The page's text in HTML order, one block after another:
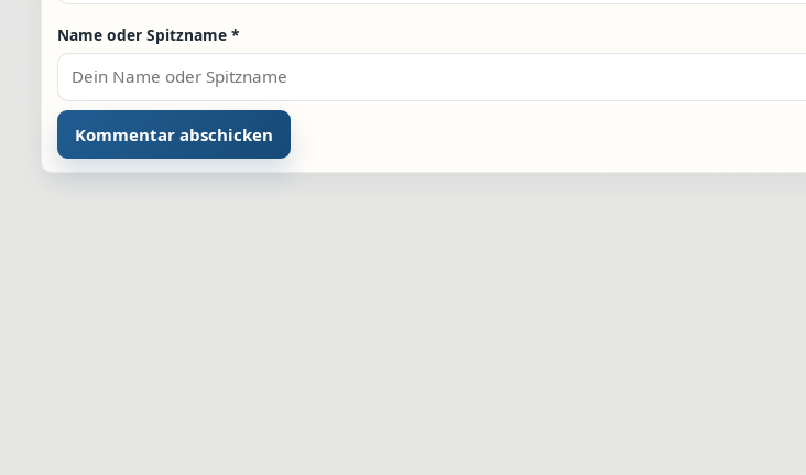
Name oder Spitzname *